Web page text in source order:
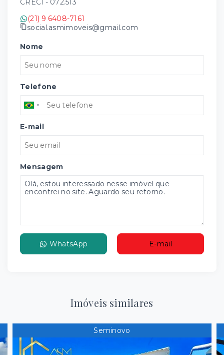
CRECI - 072.513
(21) 9 6408-7161
social.asmimoveis@gmail.com
Nome
Telefone
E-mail
Mensagem
WhatsApp E-mail
Imóveis similares
Seminovo